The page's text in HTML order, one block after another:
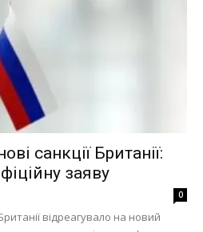
санкції Британії:
заяву
0
відреагувало на новий